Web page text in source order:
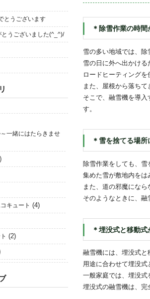
＊除雪作業の時間
雪の多い地域では、除
雪の日に外へ出かけ
ロードヒーティング
また、屋根から落ちて
そこで、融雪機を導
す。
＊雪を捨てる場
除雪作業をしても、
集めた雪が敷地内を
また、道の邪魔になら
そのようなときに、
＊埋没式と移動式
融雪機には、埋没式と
用途に合わせて埋没式
一般家庭では、埋没式
埋没式の融雪機は、
とうございます
うございました(^_^)/
一緒にはたらきませ
キュート (4)
(2)